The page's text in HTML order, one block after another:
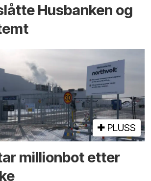
Husbanken og
PLUSS
millionbot etter